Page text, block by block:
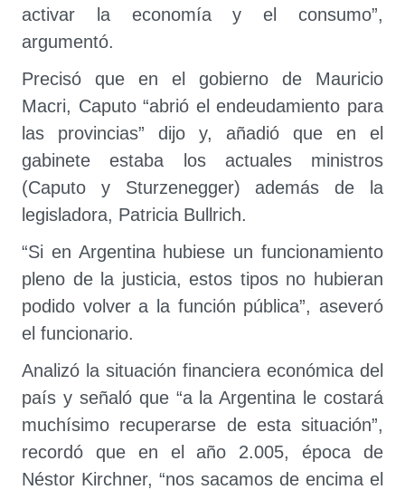
activar la economía y el consumo”,
argumentó.
Precisó que en el gobierno de Mauricio
Macri, Caputo “abrió el endeudamiento para
las provincias” dijo y, añadió que en el
gabinete estaba los actuales ministros
(Caputo y Sturzenegger) además de la
legisladora, Patricia Bullrich.
“Si en Argentina hubiese un funcionamiento
pleno de la justicia, estos tipos no hubieran
podido volver a la función pública”, aseveró
el funcionario.
Analizó la situación financiera económica del
país y señaló que “a la Argentina le costará
muchísimo recuperarse de esta situación”,
recordó que en el año 2.005, época de
Néstor Kirchner, “nos sacamos de encima el